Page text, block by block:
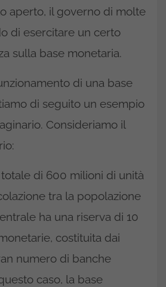
aperto, il governo di molte
di esercitare un certo
sulla base monetaria.
di una base
di seguito un esempio
Consideriamo il
totale di 600 milioni di unità
tra la popolazione
ha una riserva di 10
costituita dai
numero di banche
caso, la base